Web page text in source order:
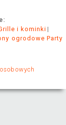
i kominki
ogrodowe Party